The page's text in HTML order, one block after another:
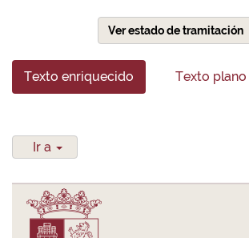
Ver estado de tramitación
Texto enriquecido Texto plano
Ir a